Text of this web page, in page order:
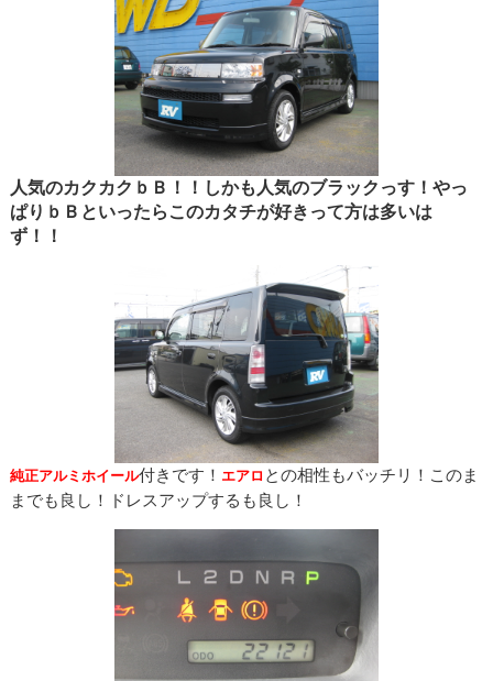
人気のカクカクｂＢ！！しかも人気のブラックっす！やっ
ぱりｂＢといったらこのカタチが好きって方は多いは
ず！！
純正アルミホイール付きです！ エアロ との相性もバッチリ！このま
までも良し！ドレスアップするも良し！